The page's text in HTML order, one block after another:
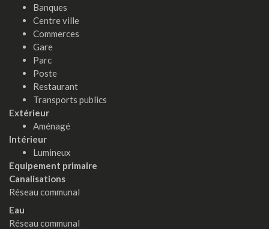
Banques
Centre ville
Commerces
Gare
Parc
Poste
Restaurant
Transports publics
Extérieur
Aménagé
Intérieur
Lumineux
Equipement primaire
Canalisations
Réseau communal
Eau
Réseau communal